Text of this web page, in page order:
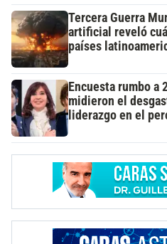
Tercera Guerra
artificial reveló
países
Encuesta rumbo a
midieron el
liderazgo en el